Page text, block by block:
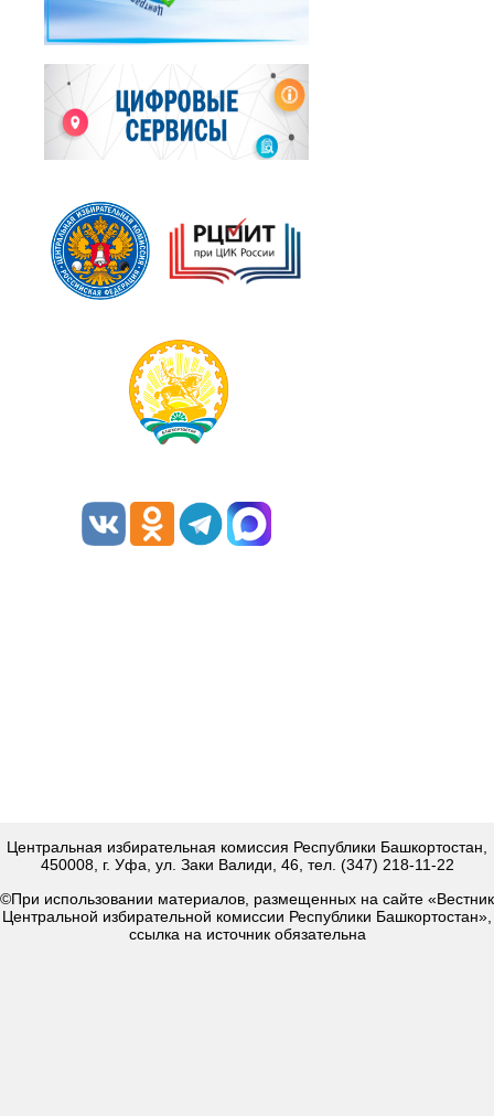
Центральная избирательная комиссия Республики Башкортостан,
450008, г. Уфа, ул. Заки Валиди, 46, тел. (347) 218-11-22
©При использовании материалов, размещенных на сайте «Вестник
Центральной избирательной комиссии Республики Башкортостан»,
ссылка на источник обязательна